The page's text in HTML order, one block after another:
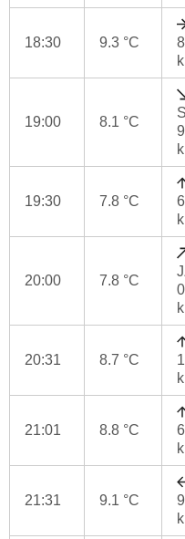
18:30 9.3 °C
8
19:00 8.1 °C
9
19:30 7.8 °C
6
20:00 7.8 °C
0
20:31 8.7 °C
21:01 8.8 °C
6
21:31 9.1 °C
9